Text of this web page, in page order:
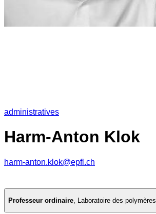
administratives
Harm-Anton Klok
harm-anton.klok@epfl.ch
Professeur ordinaire, Laboratoire des polymères